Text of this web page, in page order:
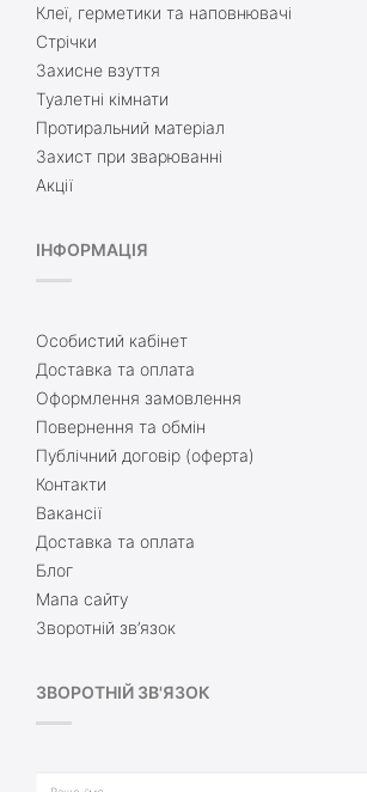
Клеї, герметики та наповнювачі
Стрічки
Захисне взуття
Туалетні кімнати
Протиральний матеріал
Захист при зварюванні
Акції
ІНФОРМАЦІЯ
Особистий кабінет
Доставка та оплата
Оформлення замовлення
Повернення та обмін
Публічний договір (оферта)
Контакти
Вакансії
Доставка та оплата
Блог
Мапа сайту
Зворотній зв’язок
ЗВОРОТНІЙ ЗВ'ЯЗОК